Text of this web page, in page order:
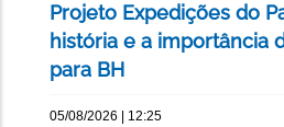
Projeto Expedições do
história e a importância
para BH
05/08/2026 | 12:25